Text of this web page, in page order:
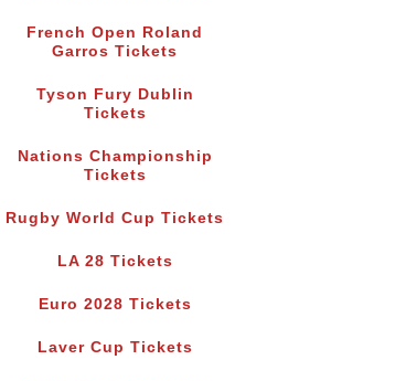
French Open Roland
Garros Tickets
Tyson Fury Dublin
Tickets
Nations Championship
Tickets
Rugby World Cup Tickets
LA 28 Tickets
Euro 2028 Tickets
Laver Cup Tickets